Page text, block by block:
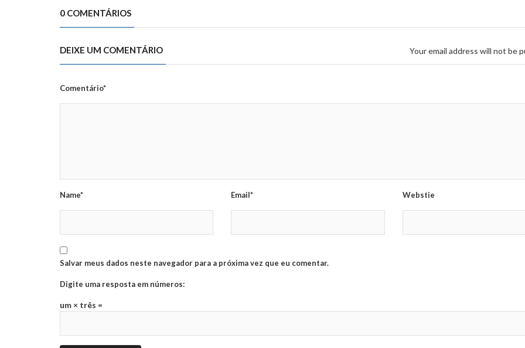
0 COMENTÁRIOS
DEIXE UM COMENTÁRIO Your email address will not be
Comentário*
Name* Email* Webstie
Salvar meus dados neste navegador para a próxima vez que eu comentar.
Digite uma resposta em números:
um × três =